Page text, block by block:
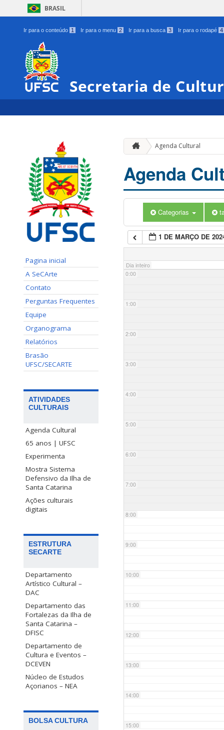
BRASIL
Ir para o conteúdo 1 Ir para o menu 2 Ir para a busca 3 Ir para o rodapé 4
Secretaria de
Pagina inicial
A SeCArte
Contato
Perguntas Frequentes
Equipe
Organograma
Relatórios
Brasão
UFSC/SECARTE
ATIVIDADES
CULTURAIS
Agenda Cultural
65 anos | UFSC
Experimenta
Mostra Sistema
Defensivo da Ilha de
Santa Catarina
Ações culturais
digitais
ESTRUTURA
SECARTE
Departamento
Artístico Cultural –
DAC
Departamento das
Fortalezas da Ilha de
Santa Catarina –
DFISC
Departamento de
Cultura e Eventos –
DCEVEN
Núcleo de Estudos
Açorianos – NEA
BOLSA CULTURA
Agenda Cultural
Agenda
Categorias
1 DE MARÇO DE
Dia inteiro
0:00
1:00
2:00
3:00
4:00
5:00
6:00
7:00
8:00
9:00
10:00
11:00
12:00
13:00
14:00
15:00